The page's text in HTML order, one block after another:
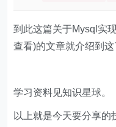
到此这篇关于Mysql实
查看)的文章就介绍到这
学习资料见知识星球。
以上就是今天要分享的